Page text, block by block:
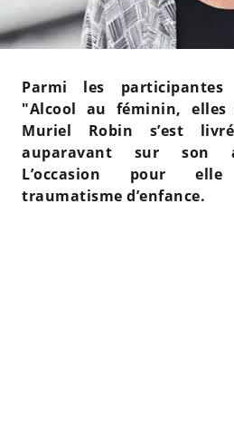
Parmi les participantes
"Alcool au féminin,
Muriel Robin s’est
auparavant sur son
L’occasion pour
traumatisme d’enfance.